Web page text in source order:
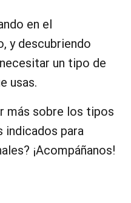
en el
y descubriendo
un tipo de
usas.
más sobre los tipos
indicados para
¡Acompáñanos!